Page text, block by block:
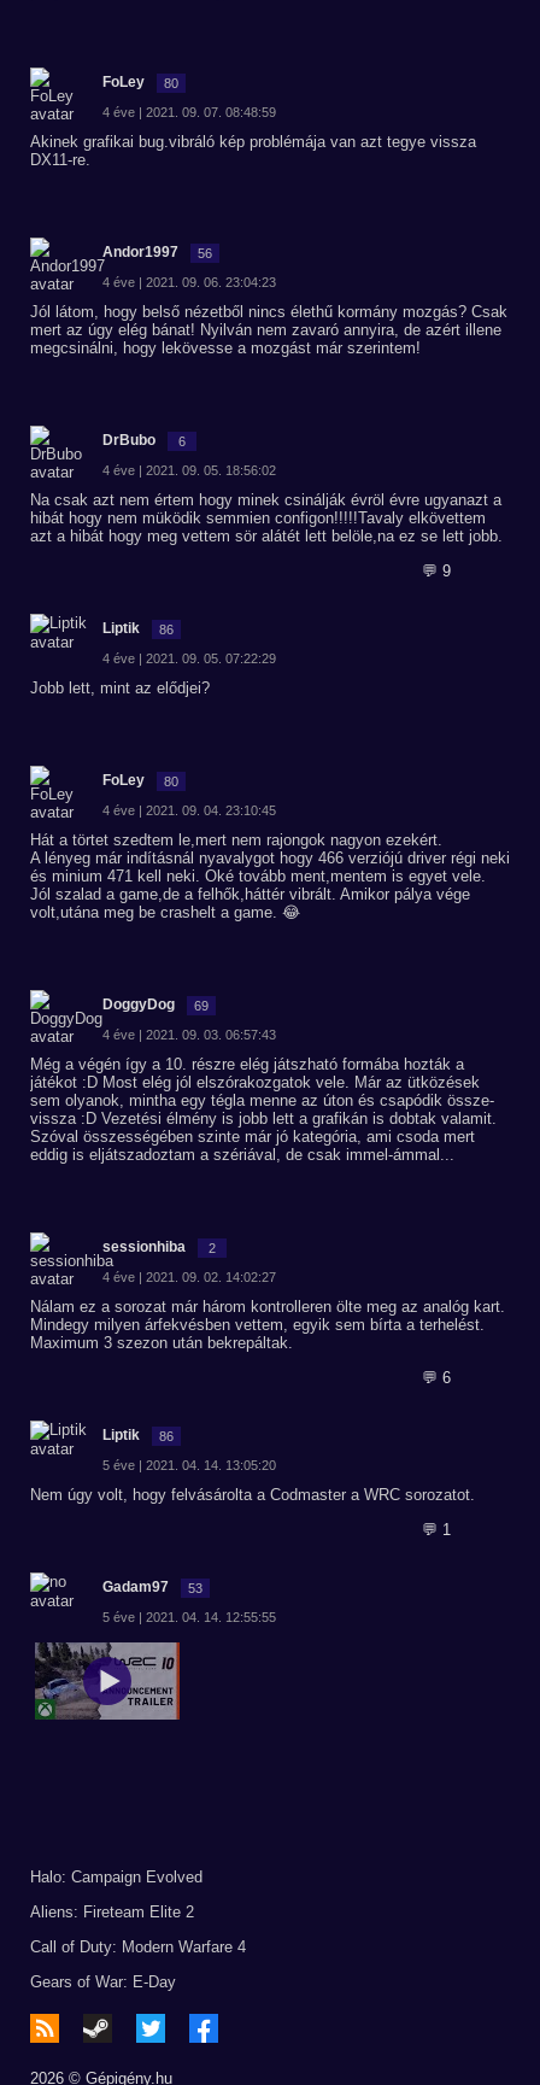
FoLey 80
4 éve | 2021. 09. 07. 08:48:59
Akinek grafikai bug.vibráló kép problémája van azt tegye vissza
DX11-re.
Andor1997 56
4 éve | 2021. 09. 06. 23:04:23
Jól látom, hogy belső nézetből nincs élethű kormány mozgás? Csak
mert az úgy elég bánat! Nyilván nem zavaró annyira, de azért illene
megcsinálni, hogy lekövesse a mozgást már szerintem!
DrBubo 6
4 éve | 2021. 09. 05. 18:56:02
Na csak azt nem értem hogy minek csinálják évröl évre ugyanazt a
hibát hogy nem müködik semmien configon!!!!!Tavaly elkövettem
azt a hibát hogy meg vettem sör alátét lett belöle,na ez se lett jobb.
💬 9
Liptik 86
4 éve | 2021. 09. 05. 07:22:29
Jobb lett, mint az elődjei?
FoLey 80
4 éve | 2021. 09. 04. 23:10:45
Hát a törtet szedtem le,mert nem rajongok nagyon ezekért.
A lényeg már indításnál nyavalygot hogy 466 verziójú driver régi neki
és minium 471 kell neki. Oké tovább ment,mentem is egyet vele.
Jól szalad a game,de a felhők,háttér vibrált. Amikor pálya vége
volt,utána meg be crashelt a game. 😂
DoggyDog 69
4 éve | 2021. 09. 03. 06:57:43
Még a végén így a 10. részre elég játszható formába hozták a
játékot :D Most elég jól elszórakozgatok vele. Már az ütközések
sem olyanok, mintha egy tégla menne az úton és csapódik össze-
vissza :D Vezetési élmény is jobb lett a grafikán is dobtak valamit.
Szóval összességében szinte már jó kategória, ami csoda mert
eddig is eljátszadoztam a szériával, de csak immel-ámmal...
sessionhiba 2
4 éve | 2021. 09. 02. 14:02:27
Nálam ez a sorozat már három kontrolleren ölte meg az analóg kart.
Mindegy milyen árfekvésben vettem, egyik sem bírta a terhelést.
Maximum 3 szezon után bekrepáltak.
💬 6
Liptik 86
5 éve | 2021. 04. 14. 13:05:20
Nem úgy volt, hogy felvásárolta a Codmaster a WRC sorozatot.
💬 1
Gadam97 53
5 éve | 2021. 04. 14. 12:55:55
Halo: Campaign Evolved
Aliens: Fireteam Elite 2
Call of Duty: Modern Warfare 4
Gears of War: E-Day
2026 © Gépigény.hu